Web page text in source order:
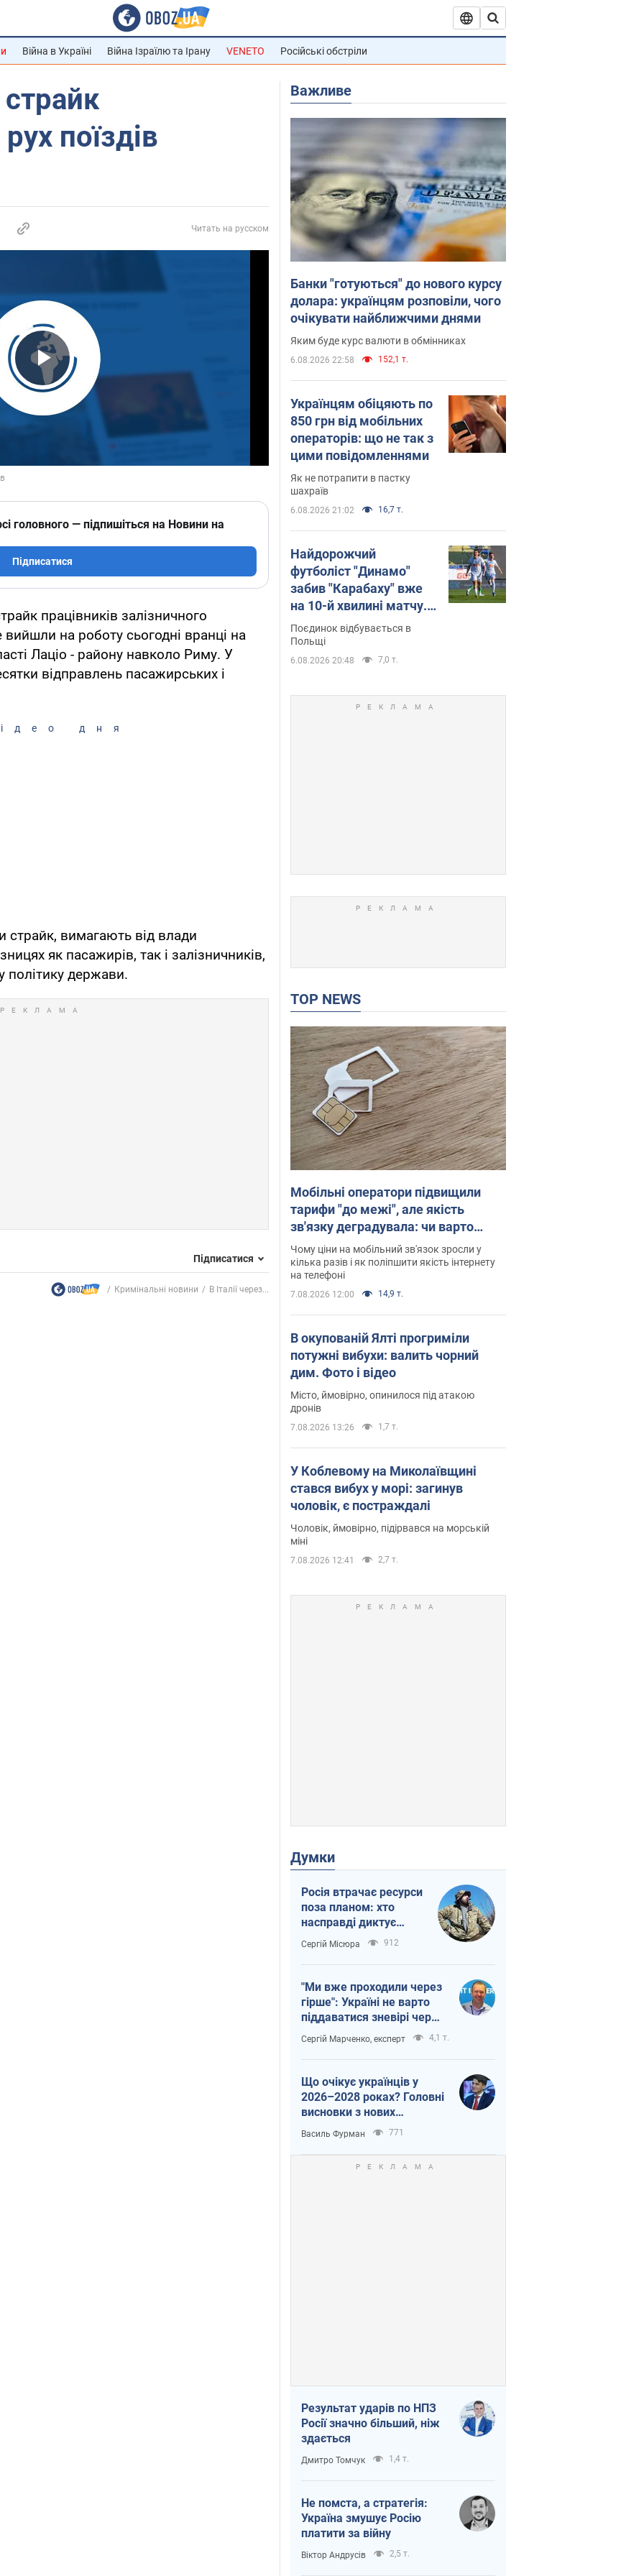
Війна в Україні Війна Ізраїлю та Ірану VENETO Російські обстріли
страйк
поїздів
Читать на русском
Play Video
головного — підпишіться на Новини на
Підписатися
працівників залізничного
на роботу сьогодні вранці на
Лаціо - району навколо Риму. У
відправлень пасажирських і
дня
страйк, вимагають від влади
як пасажирів, так і залізничників,
політику держави.
Підписатися
Кримінальні новини В Італії через...
Важливе
Банки "готуються" до нового курсу
долара: українцям розповіли, чого
очікувати найближчими днями
Яким буде курс валюти в обмінниках
6.08.2026 22:58 152,1 т.
Українцям обіцяють по
850 грн від мобільних
операторів: що не так з
цими повідомленнями
Як не потрапити в пастку
шахраїв
6.08.2026 21:02 16,7 т.
Найдорожчий
футболіст "Динамо"
забив "Карабаху" вже
на 10-й хвилині матчу.
Відео
Поєдинок відбувається в
Польщі
6.08.2026 20:48 7,0 т.
TOP NEWS
Мобільні оператори підвищили
тарифи "до межі", але якість
зв'язку деградувала: чи варто
скаржитись на ціни
Чому ціни на мобільний зв'язок зросли у
кілька разів і як поліпшити якість інтернету
на телефоні
7.08.2026 12:00 14,9 т.
В окупованій Ялті прогриміли
потужні вибухи: валить чорний
дим. Фото і відео
Місто, ймовірно, опинилося під атакою
дронів
7.08.2026 13:26 1,7 т.
У Коблевому на Миколаївщині
стався вибух у морі: загинув
чоловік, є постраждалі
Чоловік, ймовірно, підірвався на морській
міні
7.08.2026 12:41 2,7 т.
Думки
Росія втрачає ресурси
поза планом: хто
насправді диктує
темп війни
Сергій Місюра 912
"Ми вже проходили через
гірше": Україні не варто
піддаватися зневірі через
ракетний терор
Сергій Марченко, експерт 4,1 т.
Що очікує українців у
2026–2028 роках? Головні
висновки з нових
прогнозів від НБУ
Василь Фурман 771
Результат ударів по НПЗ
Росії значно більший, ніж
здається
Дмитро Томчук 1,4 т.
Не помста, а стратегія:
Україна змушує Росію
платити за війну
Віктор Андрусів 2,5 т.